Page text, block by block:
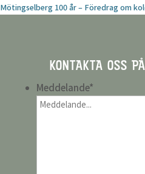
Mötingselberg 100 år – Föredrag om
KONTAKTA OSS
Meddelande*